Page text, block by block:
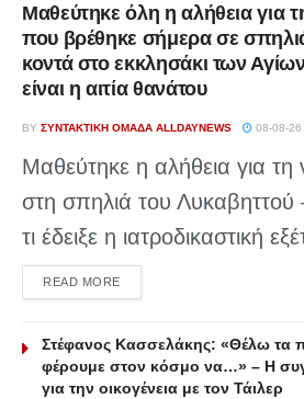
Μαθεύτηκε όλη η αλήθεια για
που βρέθηκε σήμερα σε
κοντά στο εκκλησάκι των
είναι η αιτία θανάτου
BY ΣΥΝΤΑΚΤΙΚΉ ΟΜΆΔΑ ALLDAYNEWS 08-08-26
Μαθεύτηκε η αλήθεια για τη
στη σπηλιά του Λυκαβηττού
τι έδειξε η ιατροδικαστική
READ MOREDETAILS
Στέφανος Κασσελάκης: «Θέλω τα
φέρουμε στον κόσμο να…» – Η
για την οικογένεια με τον Τάιλερ